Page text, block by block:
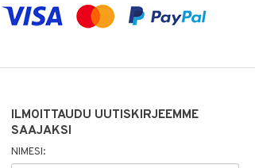
ILMOITTAUDU UUTISKIRJEEMME
SAAJAKSI
NIMESI: